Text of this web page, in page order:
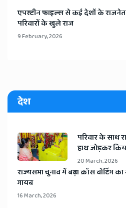
​एपस्टीन फाइल्स से कई देशों के
परिवारों के खुले राज
9 February, 2026
देश
​परिवार के साथ
हाथ जोड़कर
20 March, 2026
​राज्यसभा चुनाव में बढ़ा क्रॉस वोटिंग
गायब
16 March, 2026